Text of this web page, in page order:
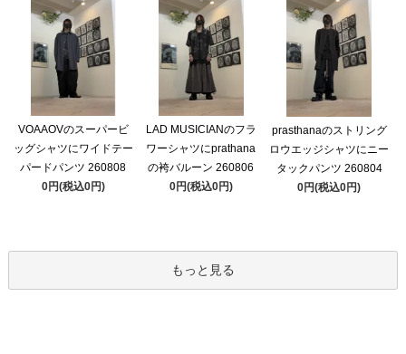
VOAAOVのスーパービ
ッグシャツにワイドテー
パードパンツ 260808
0円(税込0円)
LAD MUSICIANのフラ
ワーシャツにprathana
の袴バルーン 260806
0円(税込0円)
prasthanaのストリング
ロウエッジシャツにニー
タックパンツ 260804
0円(税込0円)
もっと見る